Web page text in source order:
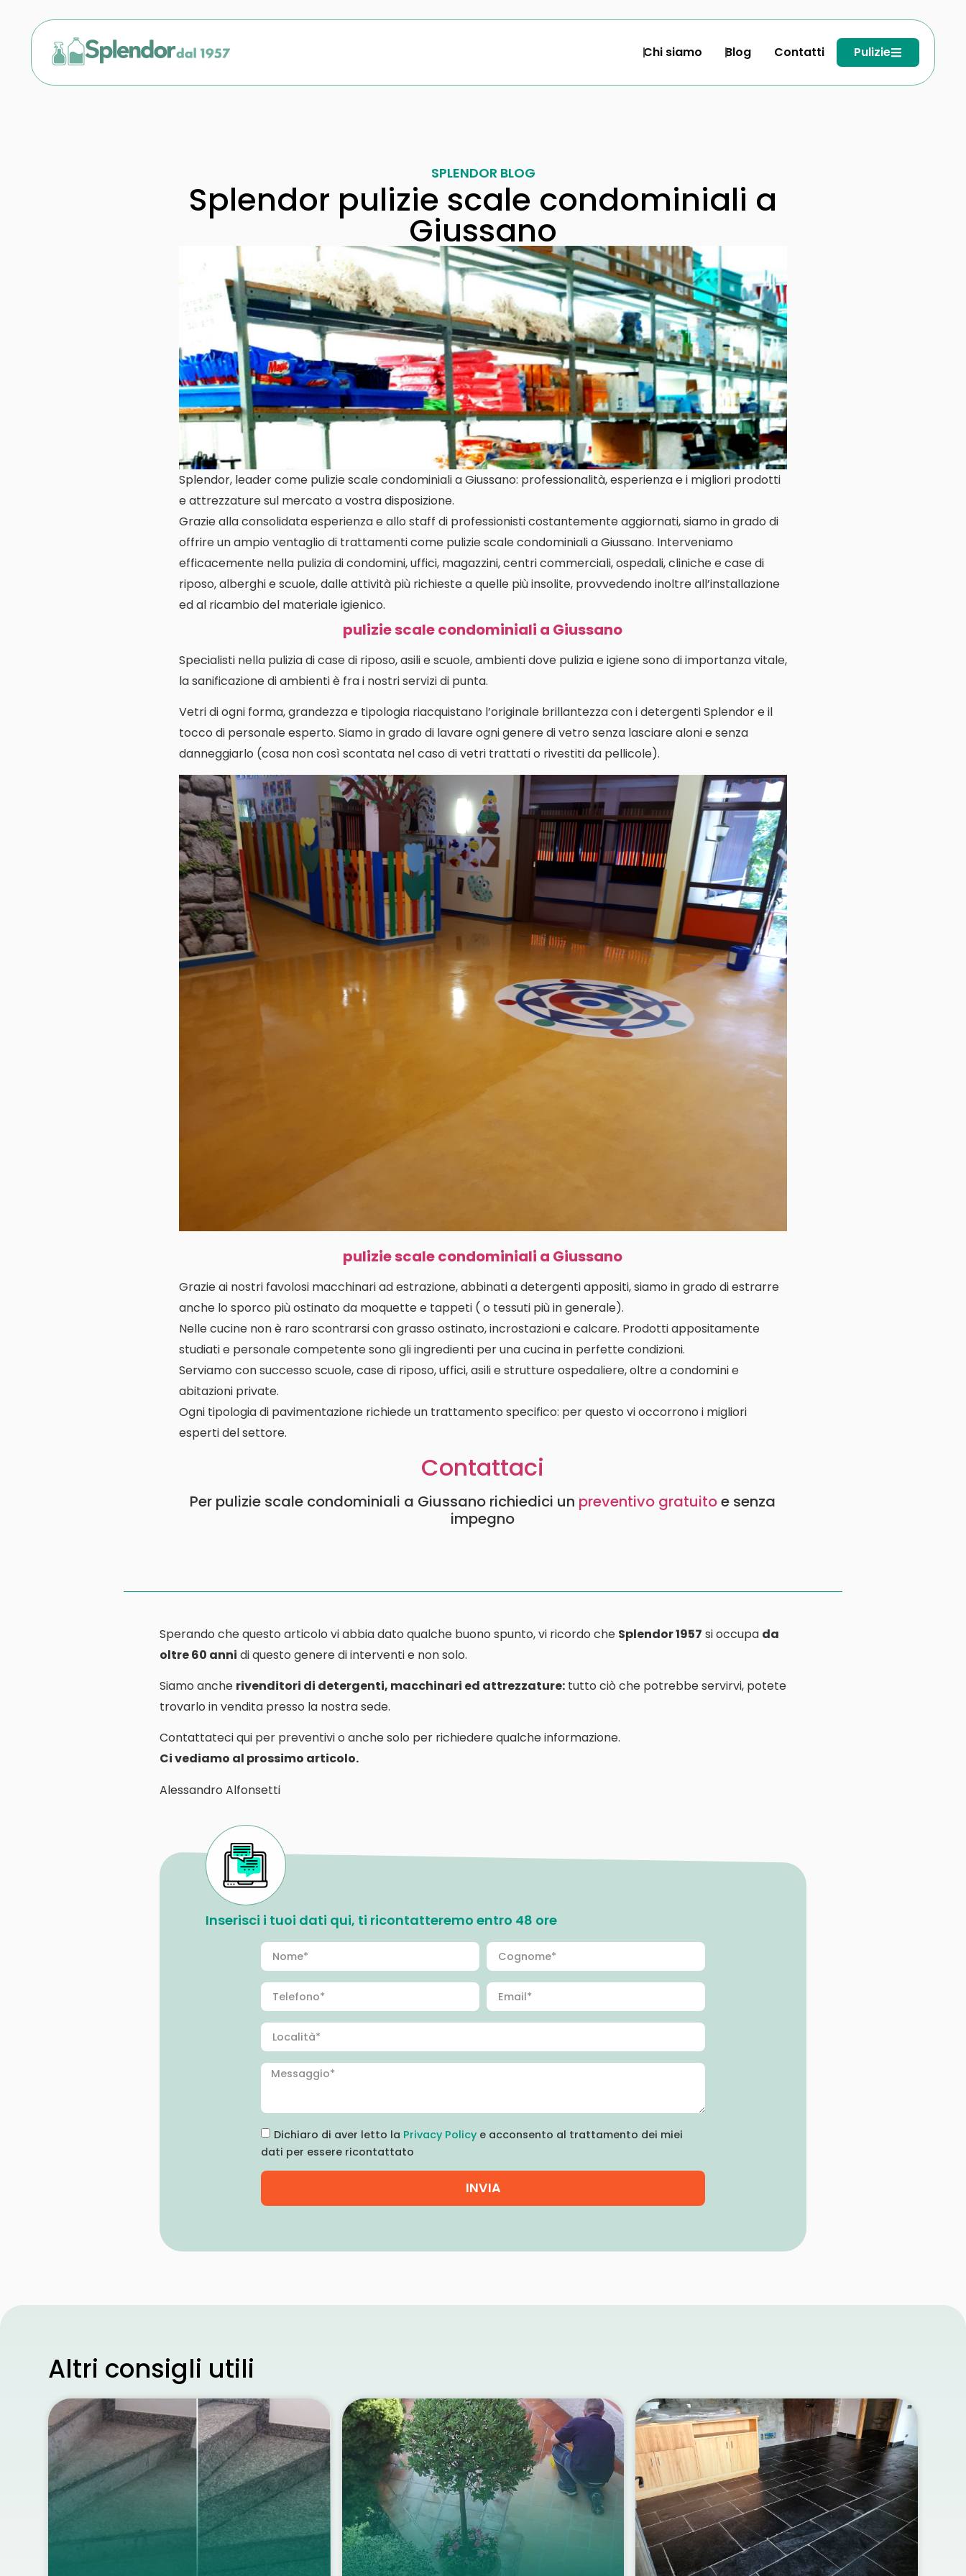
Chi siamo Blog Contatti Pulizie
SPLENDOR BLOG
Splendor pulizie scale condominiali a
Giussano
Splendor, leader come pulizie scale condominiali a Giussano: professionalità, esperienza e i migliori prodotti
e attrezzature sul mercato a vostra disposizione.
Grazie alla consolidata esperienza e allo staff di professionisti costantemente aggiornati, siamo in grado di
offrire un ampio ventaglio di trattamenti come pulizie scale condominiali a Giussano. Interveniamo
efficacemente nella pulizia di condomini, uffici, magazzini, centri commerciali, ospedali, cliniche e case di
riposo, alberghi e scuole, dalle attività più richieste a quelle più insolite, provvedendo inoltre all’installazione
ed al ricambio del materiale igienico.
pulizie scale condominiali a Giussano
Specialisti nella pulizia di case di riposo, asili e scuole, ambienti dove pulizia e igiene sono di importanza vitale,
la sanificazione di ambienti è fra i nostri servizi di punta.
Vetri di ogni forma, grandezza e tipologia riacquistano l’originale brillantezza con i detergenti Splendor e il
tocco di personale esperto. Siamo in grado di lavare ogni genere di vetro senza lasciare aloni e senza
danneggiarlo (cosa non così scontata nel caso di vetri trattati o rivestiti da pellicole).
pulizie scale condominiali a Giussano
Grazie ai nostri favolosi macchinari ad estrazione, abbinati a detergenti appositi, siamo in grado di estrarre
anche lo sporco più ostinato da moquette e tappeti ( o tessuti più in generale).
Nelle cucine non è raro scontrarsi con grasso ostinato, incrostazioni e calcare. Prodotti appositamente
studiati e personale competente sono gli ingredienti per una cucina in perfette condizioni.
Serviamo con successo scuole, case di riposo, uffici, asili e strutture ospedaliere, oltre a condomini e
abitazioni private.
Ogni tipologia di pavimentazione richiede un trattamento specifico: per questo vi occorrono i migliori
esperti del settore.
Contattaci
Per pulizie scale condominiali a Giussano richiedici un preventivo gratuitoe senza
impegno
Sperando che questo articolo vi abbia dato qualche buono spunto, vi ricordo che Splendor 1957 si occupa da
oltre 60 anni di questo genere di interventi e non solo.
Siamo anche rivenditori di detergenti, macchinari ed attrezzature: tutto ciò che potrebbe servirvi, potete
trovarlo in vendita presso la nostra sede.
Contattateci qui per preventivi o anche solo per richiedere qualche informazione.
Ci vediamo al prossimo articolo.
Alessandro Alfonsetti
Inserisci i tuoi dati qui, ti ricontatteremo entro 48 ore
Dichiaro di aver letto la Privacy Policy e acconsento al trattamento dei miei
dati per essere ricontattato
INVIA
Altri consigli utili